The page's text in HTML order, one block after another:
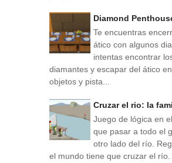
Diamond
Te encuentras
ático con algunos
intentas encontrar
diamantes y escapar del ático
objetos y pista...
Cruzar el rio: la
Juego de lógica en
que pasar a todo el
otro lado del río.
el mundo tiene que cruzar el río.